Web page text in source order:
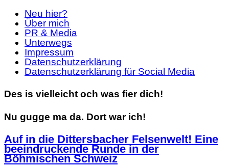
Neu hier?
Über mich
PR & Media
Unterwegs
Impressum
Datenschutzerklärung
Datenschutzerklärung für Social Media
Des is vielleicht och was fier dich!
Nu gugge ma da. Dort war ich!
Auf in die Dittersbacher Felsenwelt! Eine
beeindruckende Runde in der
Böhmischen Schweiz